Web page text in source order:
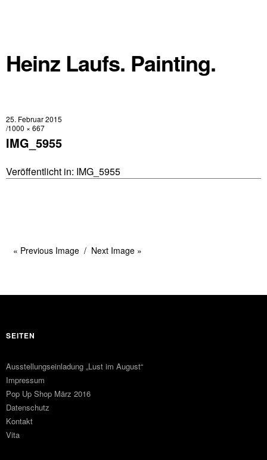
Heinz Laufs. Painting.
25. Februar 2015
1000 × 667
IMG_5955
Veröffentlicht in: IMG_5955
« Previous Image Next Image »
SEITEN
Ausstellungseinladung „Lust im August“
Impressum
Pop Up Shop März 2016
Datenschutz
Kontakt
Vita